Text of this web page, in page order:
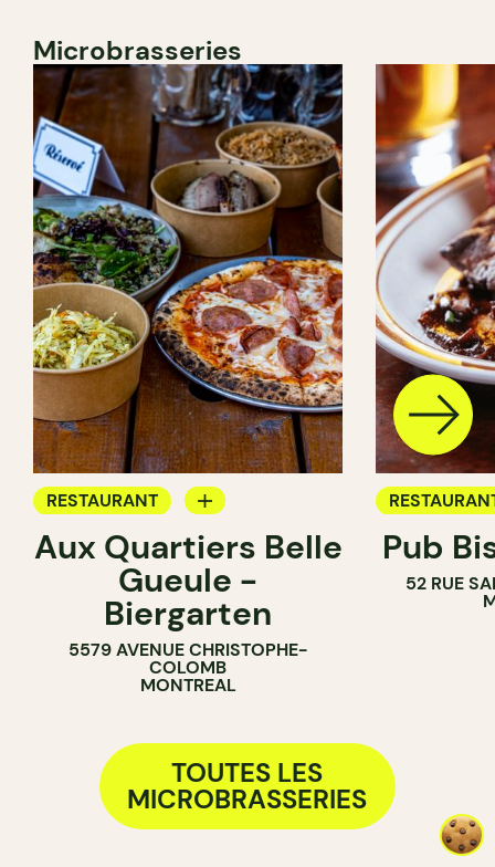
Microbrasseries
RESTAURANT
BRASSERIE
Aux Quartiers Belle
Gueule -
Biergarten
5579 AVENUE CHRISTOPHE-
COLOMB
MONTREAL
BAR
BRASSERIE
Pub
52 RUE
TOUTES LES
MICROBRASSERIES